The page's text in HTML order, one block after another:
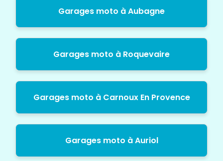
Garages moto à Aubagne
Garages moto à Roquevaire
Garages moto à Carnoux En Provence
Garages moto à Auriol